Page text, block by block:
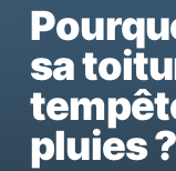
sa
pluies ?